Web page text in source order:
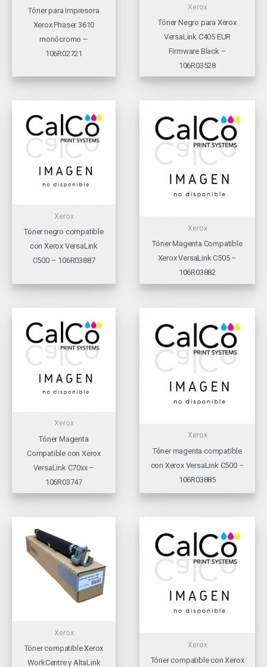
Tóner para Impresora
Xerox Phaser 3610
monócromo –
106R02721
Xerox
Tóner Negro para Xerox
VersaLink C405 EUR
Firmware Black –
106R03528
Xerox
Tóner negro compatible
con Xerox VersaLink
C500 – 106R03887
Xerox
Tóner Magenta Compatible
Xerox VersaLink C505 –
106R03882
Xerox
Tóner Magenta
Compatible con Xerox
VersaLink C70xx –
106R03747
Xerox
Tóner magenta compatible
con Xerox VersaLink C500 –
106R03885
Xerox
Tóner compatible Xerox
WorkCentre y AltaLink
Xerox
Tóner compatible con Xerox